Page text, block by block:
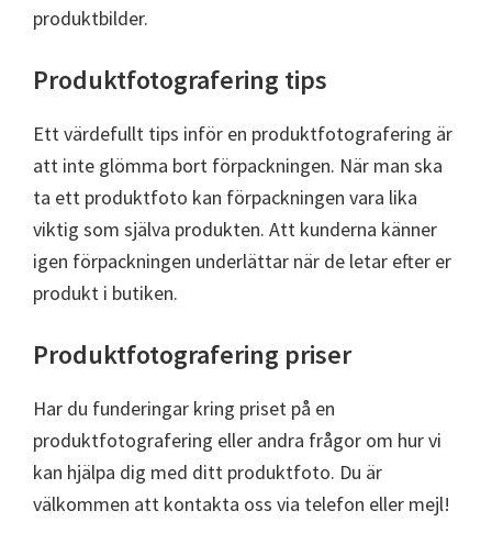
produktbilder.
Produktfotografering tips
Ett värdefullt tips inför en produktfotografering är
att inte glömma bort förpackningen. När man ska
ta ett produktfoto kan förpackningen vara lika
viktig som själva produkten. Att kunderna känner
igen förpackningen underlättar när de letar efter er
produkt i butiken.
Produktfotografering priser
Har du funderingar kring priset på en
produktfotografering eller andra frågor om hur vi
kan hjälpa dig med ditt produktfoto. Du är
välkommen att kontakta oss via telefon eller mejl!